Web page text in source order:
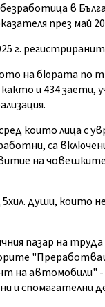
в
през май
г.
на бюрата по
и 434 заети,
които лица с
са
на човешките
души, които
пазар на
на автомобили"
и спомагателни